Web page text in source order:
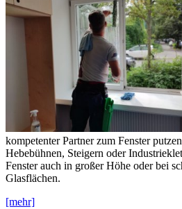
kompetenter Partner zum Fenster
Hebebühnen, Steigern oder
Fenster auch in großer Höhe oder bei
Glasflächen.
[mehr]